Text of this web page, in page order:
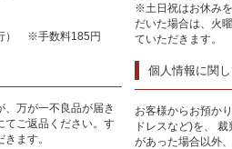
） ※手数料185円
万が一不良品が届き
てご返品ください。す
ます。
※土日祝はお休み
だいた場合は、火
ていただきます。
個人情報に関
お客様からお預か
ドレスなど)を、
があった場合以外